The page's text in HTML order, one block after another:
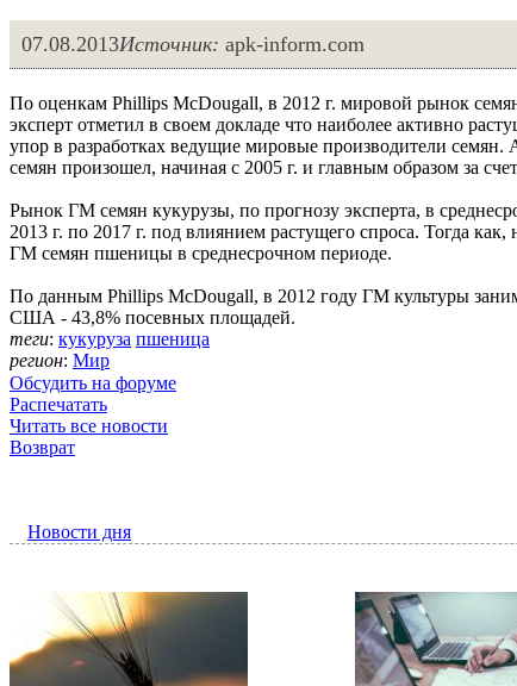
07.08.2013Источник: apk-inform.com
По оценкам Phillips McDougall, в 2012 г. мировой рынок
эксперт отметил в своем докладе что наиболее активно
упор в разработках ведущие мировые производители
семян произошел, начиная с 2005 г. и главным образом за
Рынок ГМ семян кукурузы, по прогнозу эксперта, в
2013 г. по 2017 г. под влиянием растущего спроса. Тогда
ГМ семян пшеницы в среднесрочном периоде.
По данным Phillips McDougall, в 2012 году ГМ культуры
США - 43,8% посевных площадей.
теги: кукуруза пшеница
регион: Мир
Обсудить на форуме
Распечатать
Читать все новости
Возврат
Новости дня